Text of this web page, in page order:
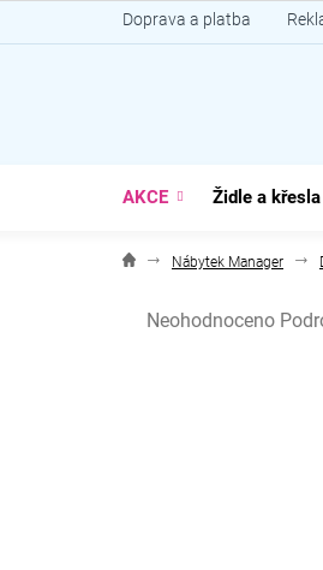
na
Doprava a platba
AKCE Židle a křesla
Nábytek Manager
hodnocení
Neohodnoceno